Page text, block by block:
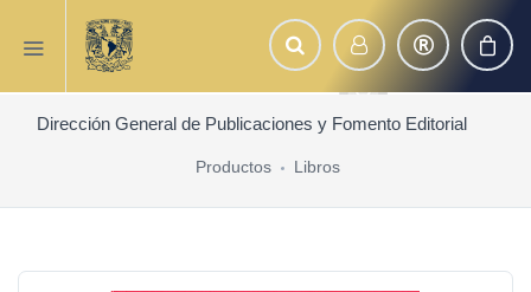
Dirección General de Publicaciones y Fomento Editorial
Productos Libros